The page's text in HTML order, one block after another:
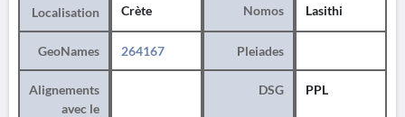
Localisation Crète Nomos Lasithi
GeoNames 264167 Pleiades
Alignements
avec le
DSG PPL